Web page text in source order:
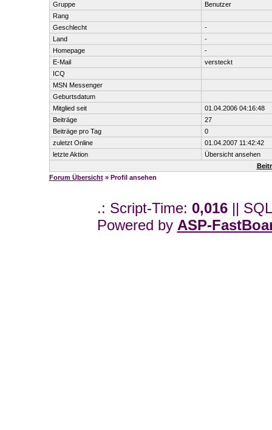
Gruppe
Benutzer
Rang
Geschlecht
-
Land
-
Homepage
-
E-Mail
versteckt
ICQ
MSN Messenger
Geburtsdatum
Mitglied seit
01.04.2006 04:16:48
Beiträge
27
Beiträge pro Tag
0
zuletzt Online
01.04.2007 11:42:42
letzte Aktion
Übersicht ansehen
Forum Übersicht» Profil ansehen
.: Script-Time: 0,016||
Powered by ASP-